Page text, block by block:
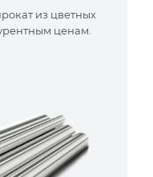
из цветных
ценам.